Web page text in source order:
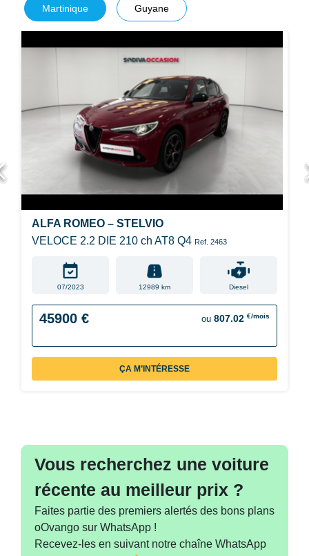
Martinique Guyane
ALFA ROMEO – STELVIO
VELOCE 2.2 DIE 210 ch AT8 Q4 Ref. 2463
07/2023 12989 km Diesel
45900 € ou 807.02 €/mois
ÇA M’INTÉRESSE
Vous recherchez une voiture
récente au meilleur prix ?
Faites partie des premiers alertés des bons plans
oOvango sur WhatsApp !
Recevez-les en suivant notre chaîne WhatsApp